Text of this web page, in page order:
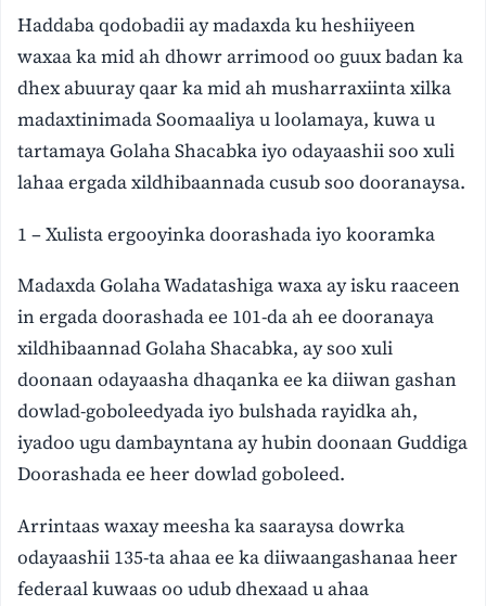
Haddaba qodobadii ay madaxda ku heshiiyeen
waxaa ka mid ah dhowr arrimood oo guux badan ka
dhex abuuray qaar ka mid ah musharraxiinta xilka
madaxtinimada Soomaaliya u loolamaya, kuwa u
tartamaya Golaha Shacabka iyo odayaashii soo xuli
lahaa ergada xildhibaannada cusub soo dooranaysa.
1 – Xulista ergooyinka doorashada iyo kooramka
Madaxda Golaha Wadatashiga waxa ay isku raaceen
in ergada doorashada ee 101-da ah ee dooranaya
xildhibaannad Golaha Shacabka, ay soo xuli
doonaan odayaasha dhaqanka ee ka diiwan gashan
dowlad-goboleedyada iyo bulshada rayidka ah,
iyadoo ugu dambayntana ay hubin doonaan Guddiga
Doorashada ee heer dowlad goboleed.
Arrintaas waxay meesha ka saaraysa dowrka
odayaashii 135-ta ahaa ee ka diiwaangashanaa heer
federaal kuwaas oo udub dhexaad u ahaa